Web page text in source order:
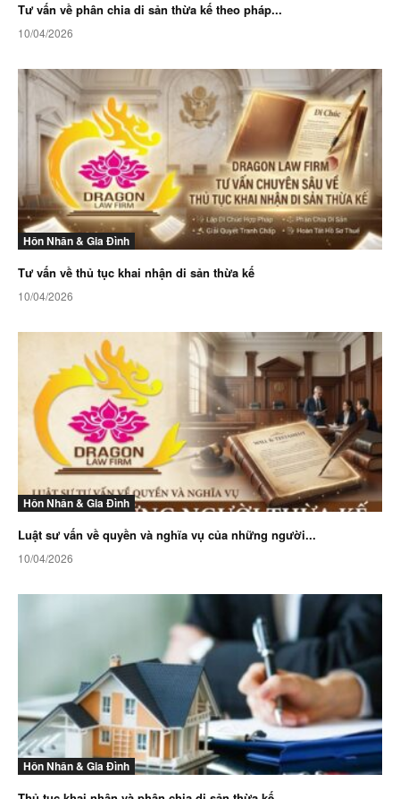
Tư vấn về phân chia di sản thừa kế theo pháp...
10/04/2026
Hôn Nhân & Gia Đình
Tư vấn về thủ tục khai nhận di sản thừa kế
10/04/2026
Hôn Nhân & Gia Đình
Luật sư vấn về quyền và nghĩa vụ của những người...
10/04/2026
Hôn Nhân & Gia Đình